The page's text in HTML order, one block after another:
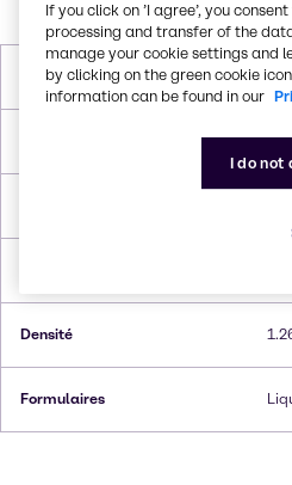
Poids molaire
Densité
Formulaires
If you click on ’I agree’, you
processing and transfer of the
manage your cookie settings and
by clicking on the green cookie
information can be found in our
I do not